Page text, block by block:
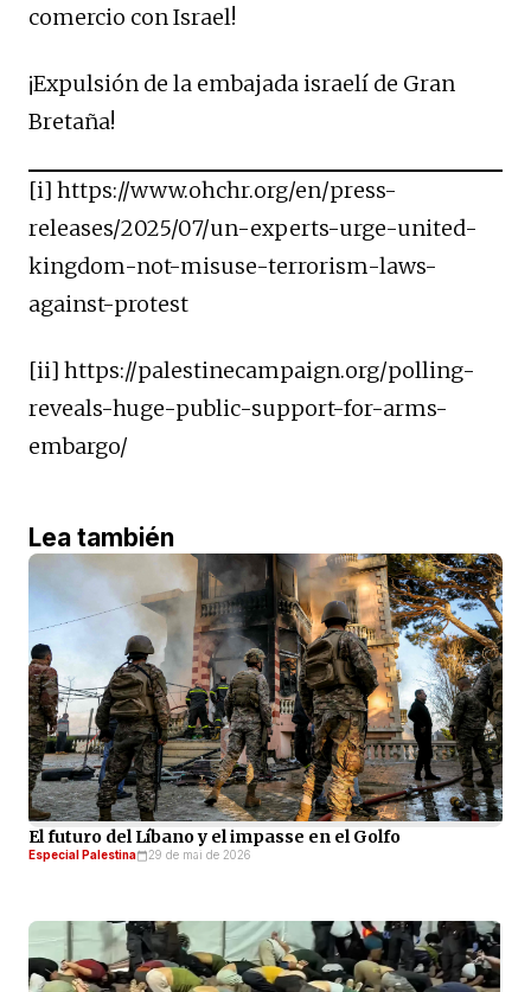
comercio con Israel!
¡Expulsión de la embajada israelí de Gran
Bretaña!
[i] https://www.ohchr.org/en/press-
releases/2025/07/un-experts-urge-united-
kingdom-not-misuse-terrorism-laws-
against-protest
[ii] https://palestinecampaign.org/polling-
reveals-huge-public-support-for-arms-
embargo/
Lea también
El futuro del Líbano y el impasse en el Golfo
Especial Palestina 29 de mai de 2026